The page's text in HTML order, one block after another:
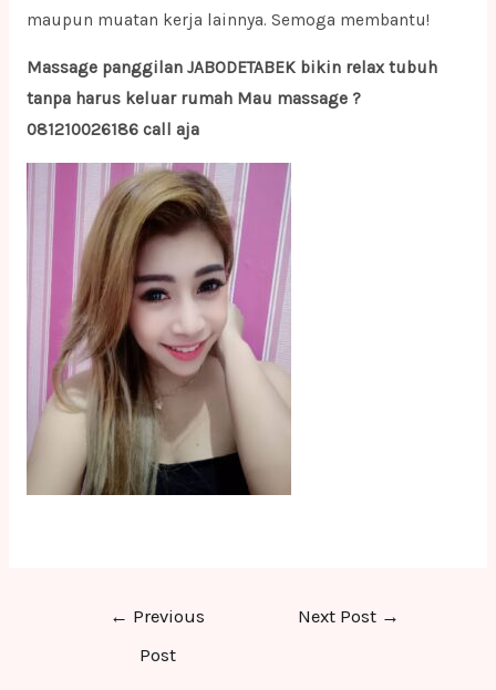
maupun muatan kerja lainnya. Semoga membantu!
Massage panggilan JABODETABEK bikin relax tubuh
tanpa harus keluar rumah Mau massage ?
081210026186 call aja
← Previous
Post
Next Post →